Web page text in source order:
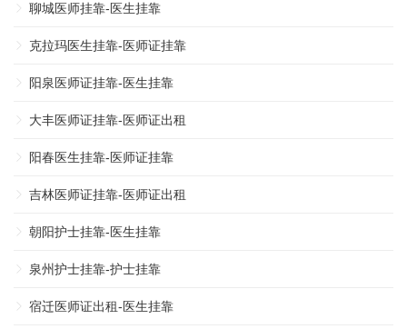
聊城医师挂靠-医生挂靠
克拉玛医生挂靠-医师证挂靠
阳泉医师证挂靠-医生挂靠
大丰医师证挂靠-医师证出租
阳春医生挂靠-医师证挂靠
吉林医师证挂靠-医师证出租
朝阳护士挂靠-医生挂靠
泉州护士挂靠-护士挂靠
宿迁医师证出租-医生挂靠